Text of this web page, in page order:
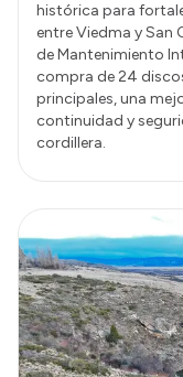
histórica para
entre Viedma y San
de Mantenimiento
compra de 24
principales, una
continuidad y
cordillera.